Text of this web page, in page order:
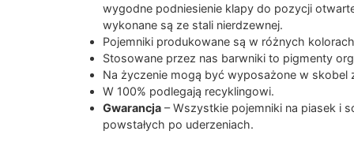
wygodne podniesienie klapy do pozycji
wykonane są ze stali nierdzewnej.
Pojemniki produkowane są w różnych
Stosowane przez nas barwniki to pigmenty
Na życzenie mogą być wyposażone w skobel
W 100% podlegają recyklingowi.
Gwarancja – Wszystkie pojemniki na piasek i
powstałych po uderzeniach.